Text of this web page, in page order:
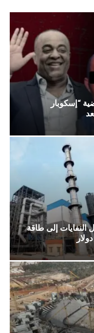
“إسكوبار
النفايات إلى طاقة